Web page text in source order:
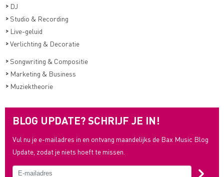
> DJ
> Studio & Recording
> Live-geluid
>Verlichting & Decoratie
> Songwriting & Compositie
> Marketing & Business
> Muziektheorie
BLOG UPDATE? SCHRIJF JE IN!
Vul nu je e-mailadres in en ontvang maandelijks de Bax Music Blog
Update, zodat je niets hoeft te missen.